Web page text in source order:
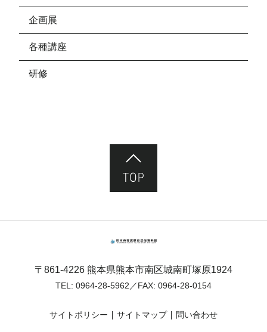
企画展
各種講座
研修
〒861-4226 熊本県熊本市南区城南町塚原1924
TEL: 0964-28-5962 ／FAX: 0964-28-0154
サイトポリシー サイトマップ 問い合わせ